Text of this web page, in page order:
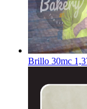
Brillo 30mc